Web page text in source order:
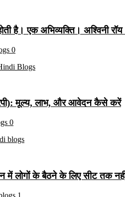
है। एक अभिव्यक्ति। अश्विनी रॉय
0
मूल्य, लाभ, और आवेदन कैसे करें
0
लोगों के बैठने के लिए सीट तक
1